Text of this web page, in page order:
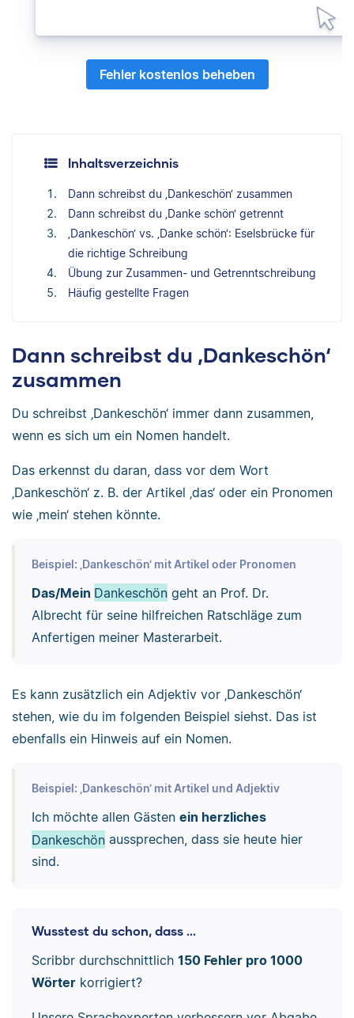
Fehler kostenlos beheben
Inhaltsverzeichnis
Dann schreibst du ‚Dankeschön‘ zusammen
Dann schreibst du ‚Danke schön‘ getrennt
‚Dankeschön‘ vs. ‚Danke schön‘: Eselsbrücke für
die richtige Schreibung
Übung zur Zusammen- und Getrenntschreibung
Häufig gestellte Fragen
Dann schreibst du ‚Dankeschön‘
zusammen
Du schreibst ‚Dankeschön‘ immer dann zusammen,
wenn es sich um ein Nomen handelt.
Das erkennst du daran, dass vor dem Wort
‚Dankeschön‘ z. B. der Artikel ‚das‘ oder ein Pronomen
wie ‚mein‘ stehen könnte.
Beispiel: ‚Dankeschön‘ mit Artikel oder Pronomen
Das/Mein Dankeschöngeht an Prof. Dr.
Albrecht für seine hilfreichen Ratschläge zum
Anfertigen meiner Masterarbeit.
Es kann zusätzlich ein Adjektiv vor ‚Dankeschön‘
stehen, wie du im folgenden Beispiel siehst. Das ist
ebenfalls ein Hinweis auf ein Nomen.
Beispiel: ‚Dankeschön‘ mit Artikel und Adjektiv
Ich möchte allen Gästen ein herzliches
Dankeschönaussprechen, dass sie heute hier
sind.
Wusstest du schon, dass ...
Scribbr durchschnittlich 150 Fehler pro 1000
Wörterkorrigiert?